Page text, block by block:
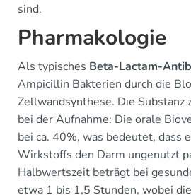
sind.
Pharmakologie
Als typisches Beta-Lactam-
Ampicillin Bakterien durch die
Zellwandsynthese. Die Substanz
bei der Aufnahme: Die orale
bei ca. 40%, was bedeutet, dass
Wirkstoffs den Darm ungenutzt
Halbwertszeit beträgt bei
etwa 1 bis 1,5 Stunden, wobei die